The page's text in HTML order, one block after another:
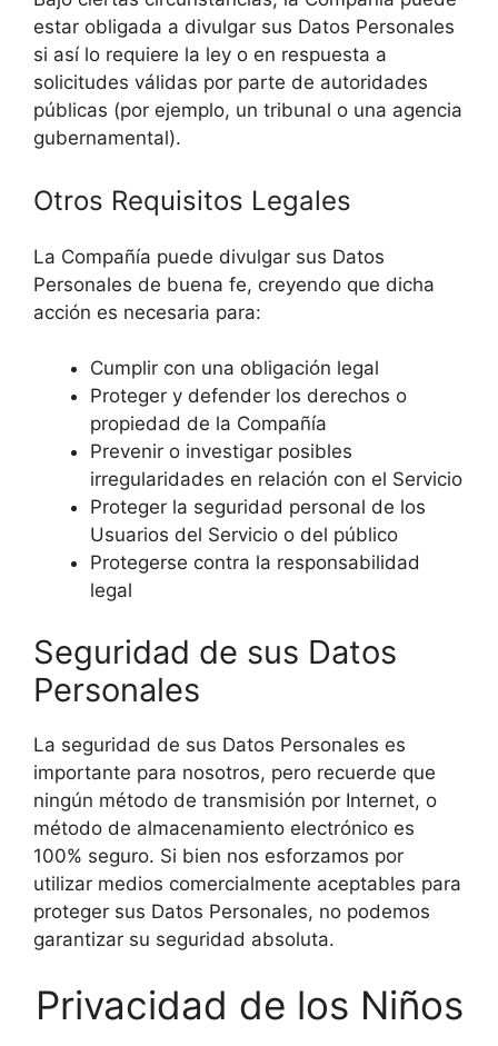
estar obligada a divulgar sus Datos Personales
si así lo requiere la ley o en respuesta a
solicitudes válidas por parte de autoridades
públicas (por ejemplo, un tribunal o una agencia
gubernamental).
Otros Requisitos Legales
La Compañía puede divulgar sus Datos
Personales de buena fe, creyendo que dicha
acción es necesaria para:
Cumplir con una obligación legal
Proteger y defender los derechos o
propiedad de la Compañía
Prevenir o investigar posibles
irregularidades en relación con el Servicio
Proteger la seguridad personal de los
Usuarios del Servicio o del público
Protegerse contra la responsabilidad
legal
Seguridad de sus Datos
Personales
La seguridad de sus Datos Personales es
importante para nosotros, pero recuerde que
ningún método de transmisión por Internet, o
método de almacenamiento electrónico es
100% seguro. Si bien nos esforzamos por
utilizar medios comercialmente aceptables para
proteger sus Datos Personales, no podemos
garantizar su seguridad absoluta.
Privacidad de los Niños